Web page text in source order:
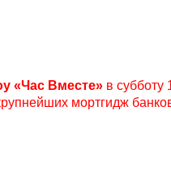
«Час Вместе» в субботу
мортгидж